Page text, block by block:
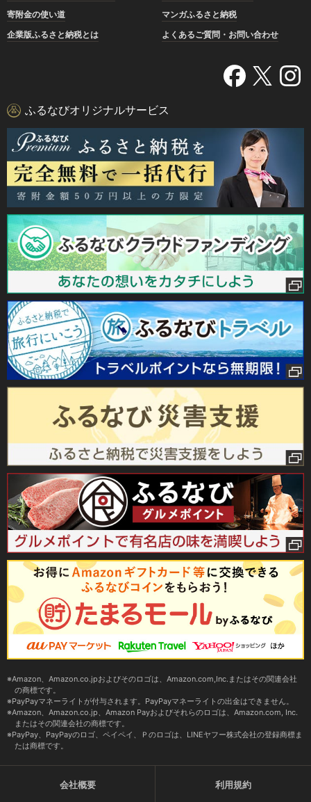
寄附金の使い道
マンガふるさと納税
企業版ふるさと納税とは
よくあるご質問・お問い合わせ
ふるなびオリジナルサービス
Amazon、Amazon.co.jpおよびそのロゴは、Amazon.com,Inc.またはその関連会社
の商標です。
PayPayマネーライトが付与されます。PayPayマネーライトの出金はできません。
Amazon、Amazon.co.jp、Amazon Payおよびそれらのロゴは、Amazon.com, Inc.
またはその関連会社の商標です。
PayPay、PayPayのロゴ、ペイペイ、Ｐのロゴは、LINEヤフー株式会社の登録商標ま
たは商標です。
会社概要 利用規約